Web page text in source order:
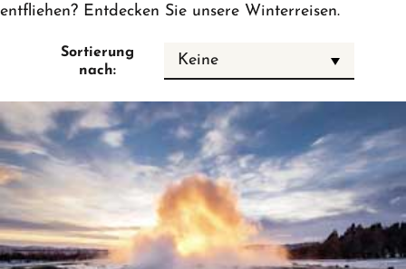
entfliehen? Entdecken Sie unsere Winterreisen.
Sortierung
nach:
Keine